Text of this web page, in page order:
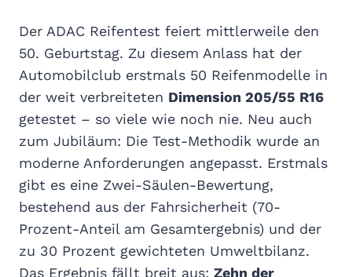
Der ADAC Reifentest feiert mittlerweile den
50. Geburtstag. Zu diesem Anlass hat der
Automobilclub erstmals 50 Reifenmodelle in
der weit verbreiteten Dimension 205/55 R16
getestet – so viele wie noch nie. Neu auch
zum Jubiläum: Die Test-Methodik wurde an
moderne Anforderungen angepasst. Erstmals
gibt es eine Zwei-Säulen-Bewertung,
bestehend aus der Fahrsicherheit (70-
Prozent-Anteil am Gesamtergebnis) und der
zu 30 Prozent gewichteten Umweltbilanz.
Das Ergebnis fällt breit aus: Zehn der